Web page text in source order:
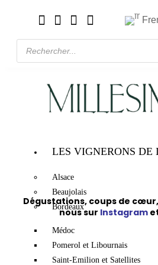
LES VIGNERONS DE
Alsace
Beaujolais
Bordeaux
Médoc
Pomerol et Libournais
Saint-Emilion et Satellites
Dégustations, coups de
nous sur Instagram